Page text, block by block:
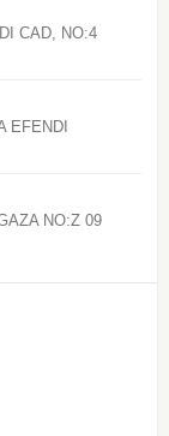
CAD, NO:4
EFENDI
NO:Z 09